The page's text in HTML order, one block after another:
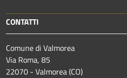
CONTATTI
Comune di Valmorea
Via Roma, 85
22070 - Valmorea (CO)